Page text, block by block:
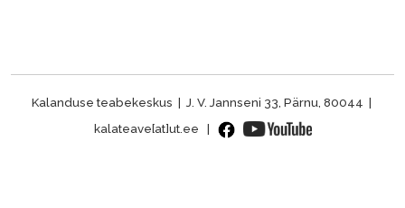
Kalanduse teabekeskus | J. V. Jannseni 33, Pärnu, 80044 |
kalateave[at]ut.ee |